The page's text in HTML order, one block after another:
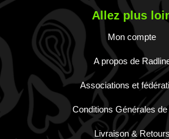
Allez plus
Mon compte
A propos de
Associations et
Conditions Générales de
Livraison & Retours